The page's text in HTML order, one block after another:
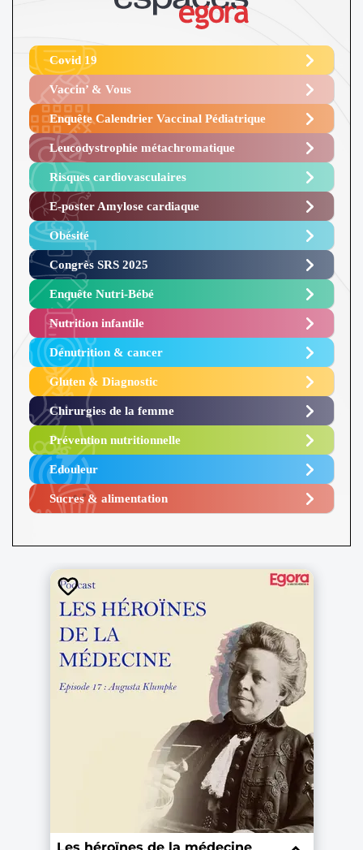
Covid 19
Vaccin’ & Vous
Enquête Calendrier Vaccinal Pédiatrique
Leucodystrophie métachromatique
Risques cardiovasculaires
E-poster Amylose cardiaque ​
Obésité ​
Congrès SRS 2025 ​
Enquête Nutri-Bébé ​
Nutrition infantile
Dénutrition & cancer
Gluten & Diagnostic
Chirurgies de la femme
Prévention nutritionnelle
Edouleur​
Sucres & alimentation​